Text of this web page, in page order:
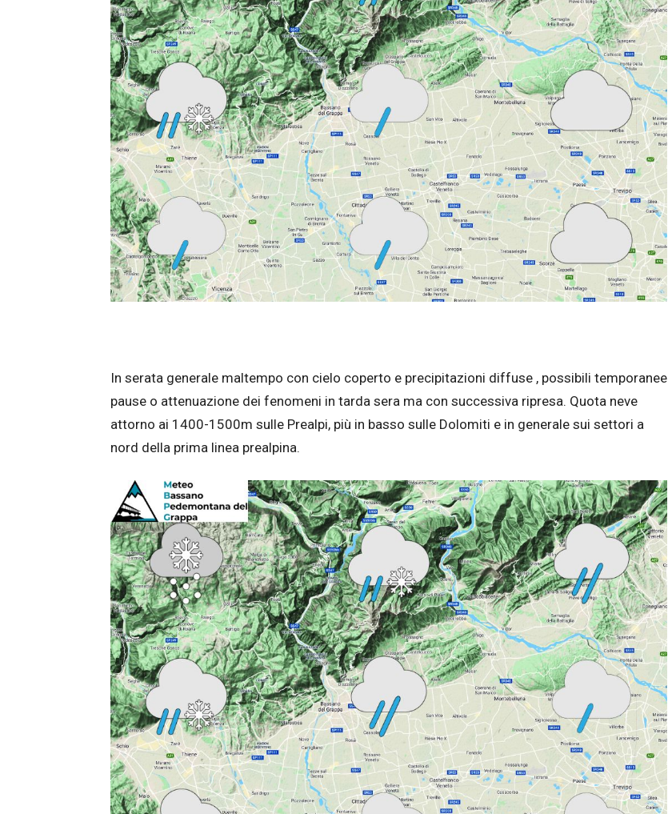
In serata generale maltempo con cielo coperto e precipitazioni diffuse , possibili temporanee
pause o attenuazione dei fenomeni in tarda sera ma con successiva ripresa. Quota neve
attorno ai 1400-1500m sulle Prealpi, più in basso sulle Dolomiti e in generale sui settori a
nord della prima linea prealpina.